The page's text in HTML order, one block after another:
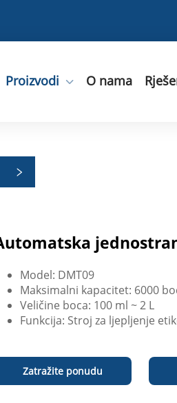
Proizvodi O nama
Model: DMT09
Maksimalni kapacitet: 6000
Veličine boca: 100 ml ~ 2 L
Funkcija: Stroj za ljepljenje
Zatražite ponudu